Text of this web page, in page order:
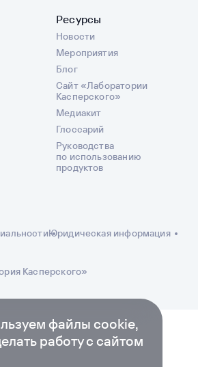
Ресурсы
Новости
Мероприятия
Блог
Сайт «Лаборатории
Касперского»
Медиакит
Глоссарий
Руководства
по использованию
продуктов
Касперского»
Юридическая информация
файлы cookie,
работу с сайтом